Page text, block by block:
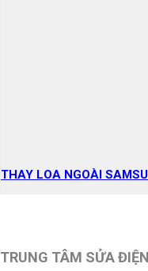
THAY LOA NGOÀI
TRUNG TÂM SỬA